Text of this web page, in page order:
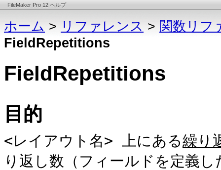
FileMaker Pro 12 ヘルプ
ホーム > リファレンス > 関数リフ
FieldRepetitions
FieldRepetitions
目的
<レイアウト名> 上にある繰り
り返し数（フィールドを定義